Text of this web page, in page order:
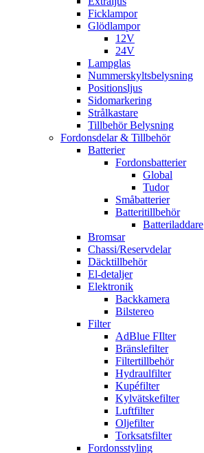
Ficklampor
Glödlampor
12V
24V
Lampglas
Nummerskyltsbelysning
Positionsljus
Sidomarkering
Strålkastare
Tillbehör Belysning
Fordonsdelar & Tillbehör
Batterier
Fordonsbatterier
Global
Tudor
Småbatterier
Batteritillbehör
Batteriladdare
Bromsar
Chassi/Reservdelar
Däcktillbehör
El-detaljer
Elektronik
Backkamera
Bilstereo
Filter
AdBlue FIlter
Bränslefilter
Filtertillbehör
Hydraulfilter
Kupéfilter
Kylvätskefilter
Luftfilter
Oljefilter
Torksatsfilter
Fordonsstyling